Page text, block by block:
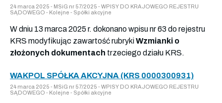
24 marca 2025 - MSiG nr 57/2025 - WPISY DO KRAJOWEGO REJESTRU
SĄDOWEGO - Kolejne - Spółki akcyjne
W dniu 13 marca 2025 r. dokonano wpisu nr 63 do rejestru
KRS modyfikując zawartość rubrykiWzmianki o
złożonych dokumentach trzeciego działu KRS.
WAKPOL SPÓŁKA AKCYJNA (KRS 0000300931)
24 marca 2025 - MSiG nr 57/2025 - WPISY DO KRAJOWEGO REJESTRU
SĄDOWEGO - Kolejne - Spółki akcyjne